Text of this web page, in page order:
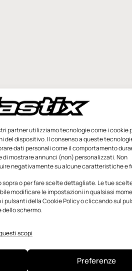
partner utilizziamo tecnologie come i cookie
del dispositivo. Il consenso a queste
dati personali come il comportamento
di mostrare annunci (non) personalizzati. Non
negativamente su alcune caratteristiche e
o per fare scelte dettagliate. Le tue
modificare le impostazioni in qualsiasi
pulsanti della Cookie Policy o cliccando sul
schermo.
scopi
Preferenze